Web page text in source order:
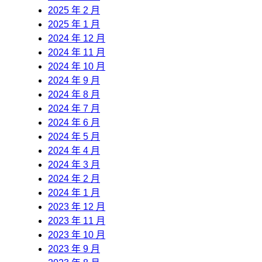
2025 年 2 月
2025 年 1 月
2024 年 12 月
2024 年 11 月
2024 年 10 月
2024 年 9 月
2024 年 8 月
2024 年 7 月
2024 年 6 月
2024 年 5 月
2024 年 4 月
2024 年 3 月
2024 年 2 月
2024 年 1 月
2023 年 12 月
2023 年 11 月
2023 年 10 月
2023 年 9 月